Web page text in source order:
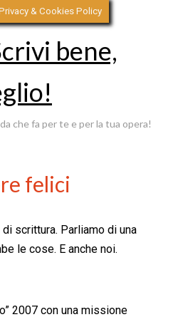
bene,
che fa per te e per la tua opera!
felici
scrittura. Parliamo di una
le cose. E anche noi.
2007 con una missione
& Cookies Policy